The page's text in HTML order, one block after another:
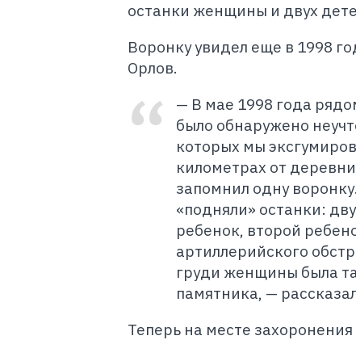
останки женщины и двух
Воронку увидел еще в 1998
Орлов.
— В мае 1998 года
было обнаружено
которых мы
километрах от
запомнил одну
«подняли» останки:
ребенок, второй
артиллерийского
груди женщины была
памятника, —
Теперь на месте